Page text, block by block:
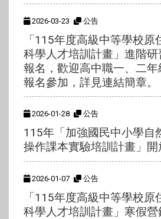
2026-03-23 公告
「115年度高級中等學校原
科學人才培訓計畫」進階
報名，歡迎高中職一、二
報名參加，詳見連結簡章。
2026-01-28 公告
115年「加強國民中小學自
操作課本實驗培訓計畫」開
2026-01-07 公告
「115年度高級中等學校原
科學人才培訓計畫」寒假營